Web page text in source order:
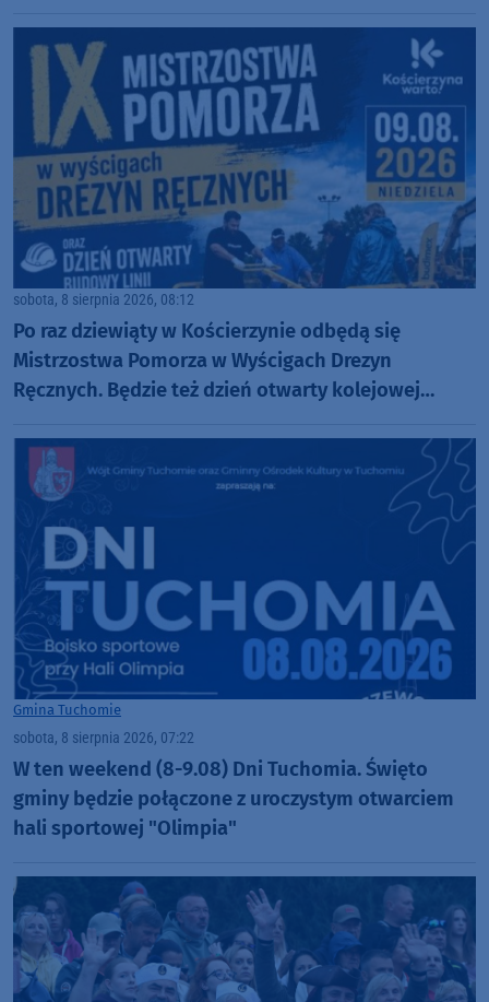
sobota, 8 sierpnia 2026, 08:12
Po raz dziewiąty w Kościerzynie odbędą się
Mistrzostwa Pomorza w Wyścigach Drezyn
Ręcznych. Będzie też dzień otwarty kolejowej
Gmina Tuchomie
sobota, 8 sierpnia 2026, 07:22
W ten weekend (8-9.08) Dni Tuchomia. Święto
gminy będzie połączone z uroczystym otwarciem
hali sportowej "Olimpia"